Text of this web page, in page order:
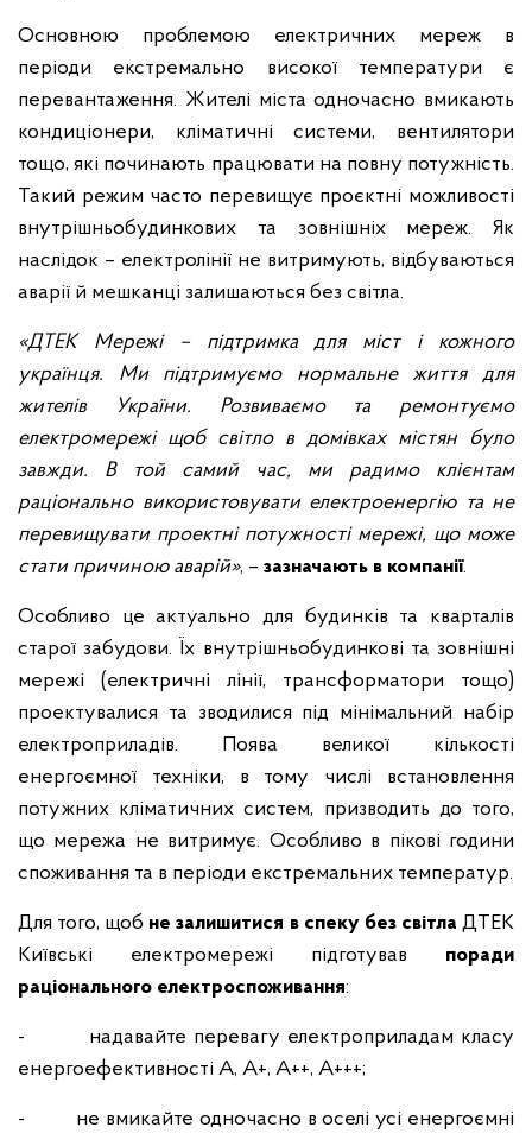
Основною проблемою електричних мереж в
періоди екстремально високої температури є
перевантаження. Жителі міста одночасно вмикають
кондиціонери, кліматичні системи, вентилятори
тощо, які починають працювати на повну потужність.
Такий режим часто перевищує проєктні можливості
внутрішньобудинкових та зовнішніх мереж. Як
наслідок – електролінії не витримують, відбуваються
аварії й мешканці залишаються без світла.
«ДТЕК Мережі – підтримка для міст і кожного
українця. Ми підтримуємо нормальне життя для
жителів України. Розвиваємо та ремонтуємо
електромережі щоб світло в домівках містян було
завжди. В той самий час, ми радимо клієнтам
раціонально використовувати електроенергію та не
перевищувати проектні потужності мережі, що може
стати причиною аварій», – зазначають в компанії.
Особливо це актуально для будинків та кварталів
старої забудови. Їх внутрішньобудинкові та зовнішні
мережі (електричні лінії, трансформатори тощо)
проектувалися та зводилися під мінімальний набір
електроприладів. Поява великої кількості
енергоємної техніки, в тому числі встановлення
потужних кліматичних систем, призводить до того,
що мережа не витримує. Особливо в пікові години
споживання та в періоди екстремальних температур.
Для того, щоб не залишитися в спеку без світла ДТЕК
Київські електромережі підготував поради
раціонального електроспоживання:
- надавайте перевагу електроприладам класу
енергоефективності А, А+, А++, А+++;
- не вмикайте одночасно в оселі усі енергоємні